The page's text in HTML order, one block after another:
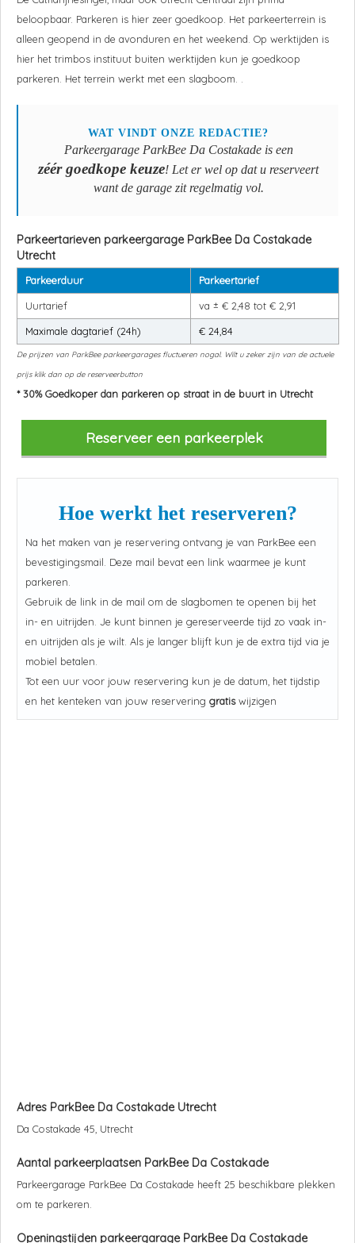
beloopbaar. Parkeren is hier zeer goedkoop. Het parkeerterrein is
alleen geopend in de avonduren en het weekend. Op werktijden is
hier het trimbos instituut buiten werktijden kun je goedkoop
parkeren. Het terrein werkt met een slagboom. .
WAT VINDT ONZE REDACTIE?
Parkeergarage ParkBee Da Costakadeis een
zéér goedkope keuze! Let er wel op dat u reserveert
want de garage zit regelmatig vol.
Parkeertarieven parkeergarage ParkBee Da Costakade
Utrecht
Parkeerduur
Parkeertarief
Uurtarief
va ± € 2,48 tot € 2,91
Maximale dagtarief (24h)
€ 24,84
De prijzen van ParkBee parkeergarages fluctueren nogal. Wilt u zeker zijn van de actuele
prijs klik dan op de reserveerbutton
* 30% Goedkoper dan parkeren op straat in de buurt in Utrecht
Reserveer een parkeerplek
Hoe werkt het reserveren?
Na het maken van je reservering ontvang je van ParkBee een
bevestigingsmail. Deze mail bevat een link waarmee je kunt
parkeren.
Gebruik de link in de mail om de slagbomen te openen bij het
in- en uitrijden. Je kunt binnen je gereserveerde tijd zo vaak in-
en uitrijden als je wilt. Als je langer blijft kun je de extra tijd via je
mobiel betalen.
Tot een uur voor jouw reservering kun je de datum, het tijdstip
en het kenteken van jouw reservering gratiswijzigen
Adres ParkBee Da Costakade Utrecht
Da Costakade 45, Utrecht
Aantal parkeerplaatsen ParkBee Da Costakade
Parkeergarage ParkBee Da Costakade heeft 25 beschikbare plekken
om te parkeren.
Openingstijden parkeergarage ParkBee Da Costakade